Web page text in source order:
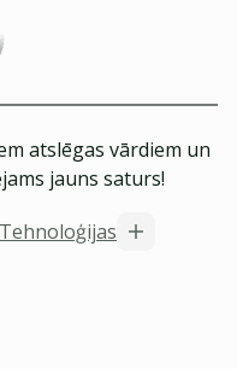
atslēgas vārdiem un
jauns saturs!
Tehnoloģijas